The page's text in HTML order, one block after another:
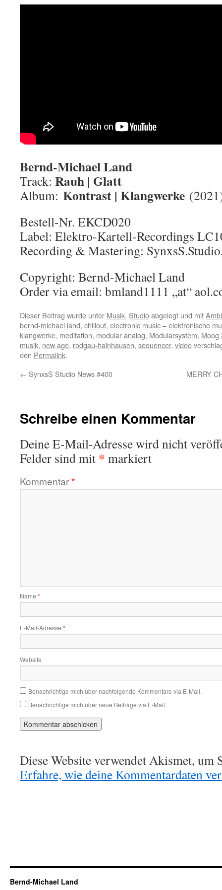
Bernd-Michael Land
Track: Rauh | Glatt
Album: Kontrast | Klangwerke
Bestell-Nr. EKCD020
Label: Elektro-Kartell-Recordings
Recording & Mastering:
Copyright: Bernd-Michael Land
Order via email: bmland1111 „at“
Dieser Beitrag wurde unter Musik, Studioabgelegt und mit
bernd-michael land, chillout, electronic music – elektronische
klangwerke, meditation, modular analog, Modularsystem, Moog
musik, new age, rodgau-hainhausen, sequencer, video
den Permalink.
← SynxsS Studio News #400 MERRY
Schreibe einen Kommentar
Deine E-Mail-Adresse wird nicht
Felder sind mit * markiert
Kommentar*
Name *
E-Mail-Adresse *
Website
Benachrichtige mich über nachfolgende Kommentare via E-Mail.
Benachrichtige mich über neue Beiträge via E-Mail.
Diese Website verwendet Akismet, um
Erfahre, wie deine Kommentardaten
Bernd-Michael Land